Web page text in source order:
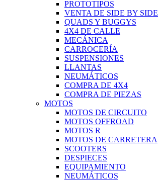
PROTOTIPOS
VENTA DE SIDE BY SIDE
QUADS Y BUGGYS
4X4 DE CALLE
MECÁNICA
CARROCERÍA
SUSPENSIONES
LLANTAS
NEUMÁTICOS
COMPRA DE 4X4
COMPRA DE PIEZAS
MOTOS
MOTOS DE CIRCUITO
MOTOS OFFROAD
MOTOS R
MOTOS DE CARRETERA
SCOOTERS
DESPIECES
EQUIPAMIENTO
NEUMÁTICOS